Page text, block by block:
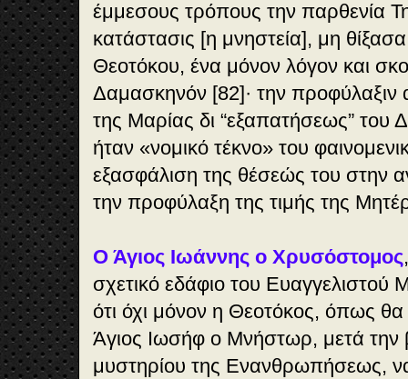
έμμεσους τρόπους την παρθενία
κατάστασις [η μνηστεία], μη
Θεοτόκου, ένα μόνον λόγον και
Δαμασκηνόν [82]· την προφύλαξιν
της Μαρίας δι “εξαπατήσεως” του
ήταν «νομικό τέκνο» του
εξασφάλιση της θέσεώς του στην
την προφύλαξη της τιμής της
Ο Άγιος Ιωάννης ο Χρυσόστομος
σχετικό εδάφιο του Ευαγγελιστού
ότι όχι μόνον η Θεοτόκος, όπως
Άγιος Ιωσήφ ο Μνήστωρ, μετά
μυστηρίου της Ενανθρωπήσεως,